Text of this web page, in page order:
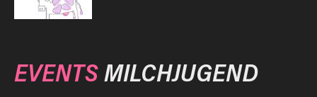
EVENTSMILCHJUGEND